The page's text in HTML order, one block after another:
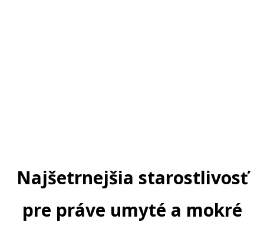
Najšetrnejšia starostlivosť
pre práve umyté a mokré